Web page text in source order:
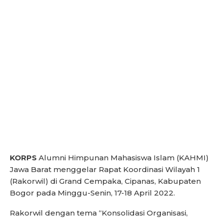
KORPS Alumni Himpunan Mahasiswa Islam (KAHMI)
Jawa Barat menggelar Rapat Koordinasi Wilayah 1
(Rakorwil) di Grand Cempaka, Cipanas, Kabupaten
Bogor pada Minggu-Senin, 17-18 April 2022.
Rakorwil dengan tema “Konsolidasi Organisasi,